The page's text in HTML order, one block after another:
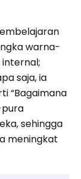
warna-
saja, ia
“Bagaimana
sehingga
meningkat